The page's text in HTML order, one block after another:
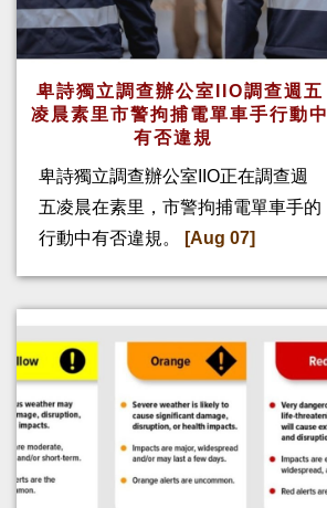
卑詩獨立調查辦公室IIO調查週五
凌晨素里市警拘捕電單車手行動中
有否違規
卑詩獨立調查辦公室IIO正在調查週
五凌晨在素里，市警拘捕電單車手的
行動中有否違規。
[Aug 07]